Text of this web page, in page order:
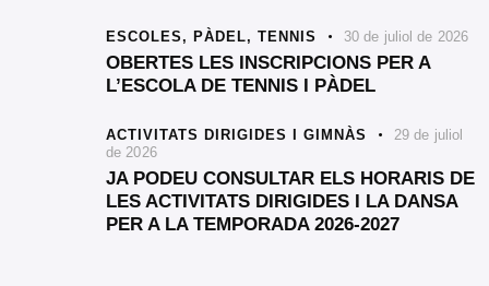
ESCOLES, PÀDEL, TENNIS 30 de juliol de 2026
OBERTES LES INSCRIPCIONS PER A
L’ESCOLA DE TENNIS I PÀDEL
ACTIVITATS DIRIGIDES I GIMNÀS
29 de juliol
de 2026
JA PODEU CONSULTAR ELS HORARIS DE
LES ACTIVITATS DIRIGIDES I LA DANSA
PER A LA TEMPORADA 2026-2027